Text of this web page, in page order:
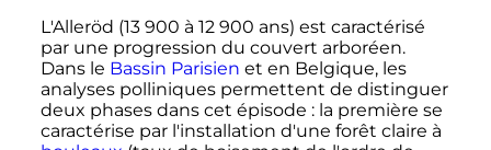
L'Alleröd (13 900 à 12 900 ans) est caractérisé
par une progression du couvert arboréen.
Dans le Bassin Parisien et en Belgique, les
analyses polliniques permettent de distinguer
deux phases dans cet épisode : la première se
caractérise par l'installation d'une forêt claire à